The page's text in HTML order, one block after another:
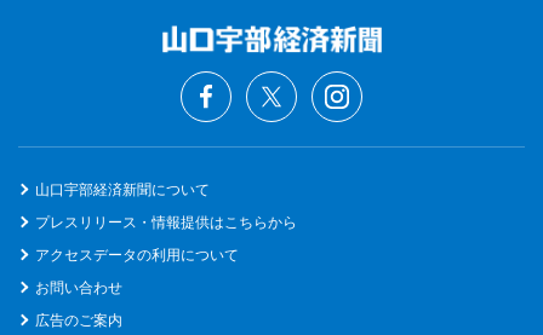
山口宇部経済新聞について
プレスリリース・情報提供はこちらから
アクセスデータの利用について
お問い合わせ
広告のご案内